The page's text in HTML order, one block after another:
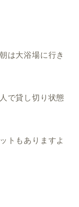
は大浴場に行き
で貸し切り状態
トもありますよ